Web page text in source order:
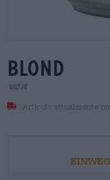
blond
Uiltje
Articolo attualmente
EINWEG